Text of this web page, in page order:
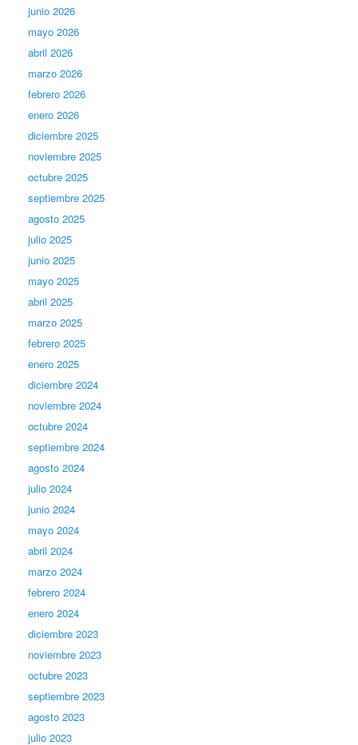
junio 2026
mayo 2026
abril 2026
marzo 2026
febrero 2026
enero 2026
diciembre 2025
noviembre 2025
octubre 2025
septiembre 2025
agosto 2025
julio 2025
junio 2025
mayo 2025
abril 2025
marzo 2025
febrero 2025
enero 2025
diciembre 2024
noviembre 2024
octubre 2024
septiembre 2024
agosto 2024
julio 2024
junio 2024
mayo 2024
abril 2024
marzo 2024
febrero 2024
enero 2024
diciembre 2023
noviembre 2023
octubre 2023
septiembre 2023
agosto 2023
julio 2023